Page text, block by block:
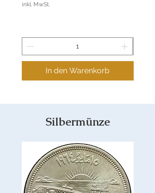
inkl. MwSt.
In den Warenkorb
Silbermünze